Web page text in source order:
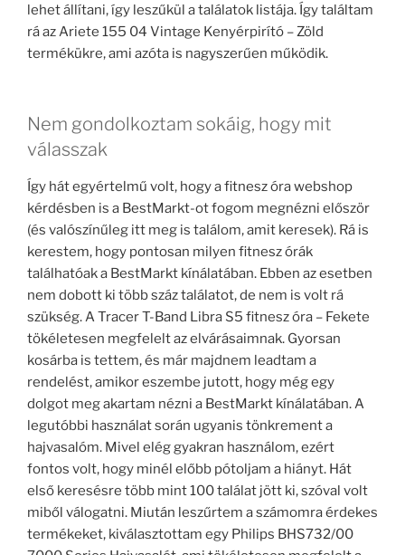
lehet állítani, így leszűkül a találatok listája. Így találtam
rá az Ariete 155 04 Vintage Kenyérpirító – Zöld
termékükre, ami azóta is nagyszerűen működik.
Nem gondolkoztam sokáig, hogy mit
válasszak
Így hát egyértelmű volt, hogy a fitnesz óra webshop
kérdésben is a BestMarkt-ot fogom megnézni először
(és valószínűleg itt meg is találom, amit keresek). Rá is
kerestem, hogy pontosan milyen fitnesz órák
találhatóak a BestMarkt kínálatában. Ebben az esetben
nem dobott ki több száz találatot, de nem is volt rá
szükség. A Tracer T-Band Libra S5 fitnesz óra – Fekete
tökéletesen megfelelt az elvárásaimnak. Gyorsan
kosárba is tettem, és már majdnem leadtam a
rendelést, amikor eszembe jutott, hogy még egy
dolgot meg akartam nézni a BestMarkt kínálatában. A
legutóbbi használat során ugyanis tönkrement a
hajvasalóm. Mivel elég gyakran használom, ezért
fontos volt, hogy minél előbb pótoljam a hiányt. Hát
első keresésre több mint 100 találat jött ki, szóval volt
miből válogatni. Miután leszűrtem a számomra érdekes
termékeket, kiválasztottam egy Philips BHS732/00